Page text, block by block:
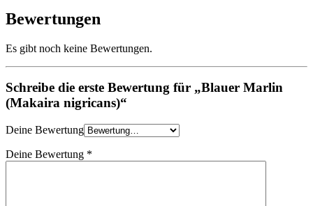
Bewertungen
Es gibt noch keine Bewertungen.
Schreibe die erste Bewertung für „Blauer Marlin
(Makaira nigricans)“
Deine Bewertung
Deine Bewertung *